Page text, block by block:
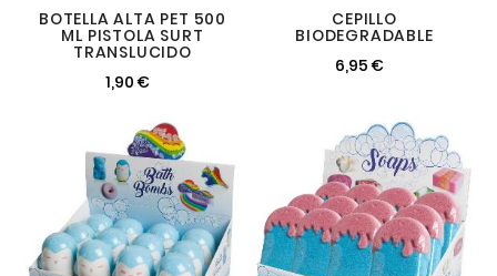
BOTELLA ALTA PET 500
ML PISTOLA SURT
TRANSLUCIDO
1,90 €
CEPILLO
BIODEGRADABLE
6,95 €